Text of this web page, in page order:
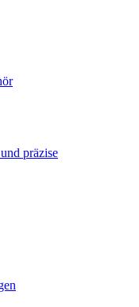
präzise